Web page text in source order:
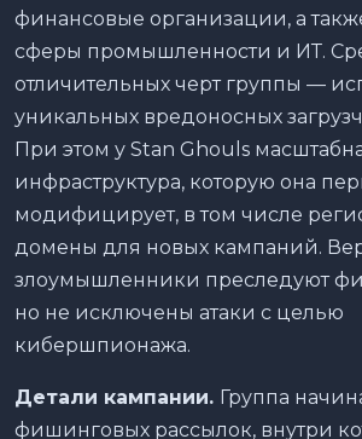
финансовые организации, а
сферы промышленности и ИТ.
отличительных черт группы —
уникальных вредоносных
При этом у Stan Ghouls
инфраструктура, которую она
модифицирует, в том числе
домены для новых кампаний.
злоумышленники преследуют
но не исключены атаки с целью
кибершпионажа.
Детали кампании. Группа
фишинговых рассылок, внутри